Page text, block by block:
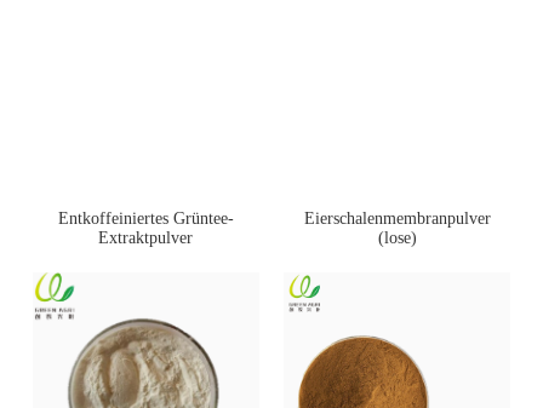
Entkoffeiniertes Grüntee-
Extraktpulver
Eierschalenmembranpulver
(lose)